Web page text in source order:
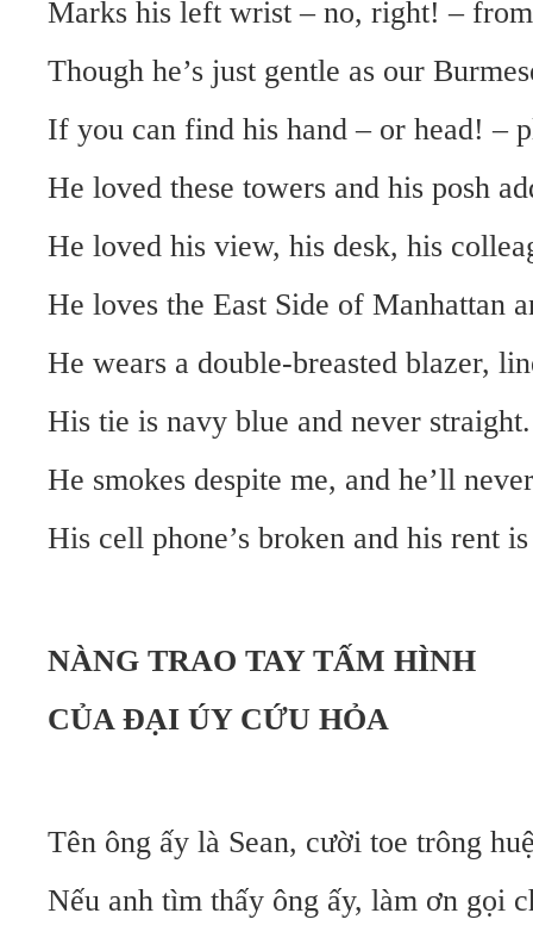
Marks his left wrist – no, right! –
Though he’s just gentle as our
If you can find his hand – or head! –
He loved these towers and his posh
He loved his view, his desk, his
He loves the East Side of Manhattan
He wears a double-breasted blazer,
His tie is navy blue and never straight.
He smokes despite me, and he’ll
His cell phone’s broken and his rent
NÀNG TRAO TAY TẤM HÌNH
CỦA ĐẠI ÚY CỨU HỎA
Tên ông ấy là Sean, cười toe trông
Nếu anh tìm thấy ông ấy, làm ơn gọi